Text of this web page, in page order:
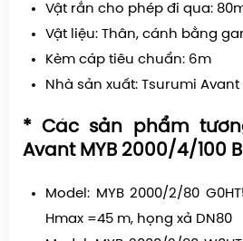
Vật rắn cho phép đi qua:
Vật liệu: Thân, cánh bằng
Kèm cáp tiêu chuẩn: 6m
Nhà sản xuất: Tsurumi Avant
* Các sản phẩm
Avant MYB 2000/4/100
Model: MYB 2000/2/80
Hmax =45 m, họng xả DN80